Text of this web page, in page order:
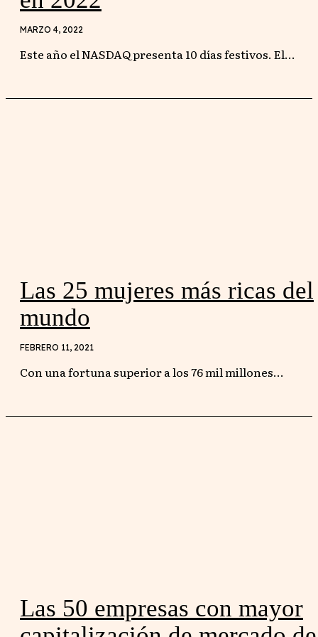
MARZO 4, 2022
Este año el NASDAQ presenta 10 días festivos. El...
Las 25 mujeres más ricas del
mundo
FEBRERO 11, 2021
Con una fortuna superior a los 76 mil millones...
Las 50 empresas con mayor